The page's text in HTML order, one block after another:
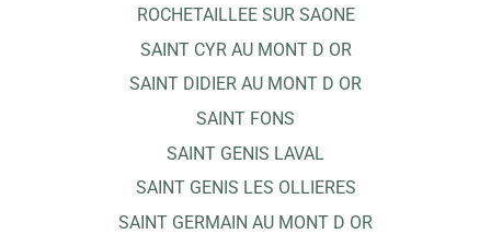
ROCHETAILLEE SUR SAONE
SAINT CYR AU MONT D OR
SAINT DIDIER AU MONT D OR
SAINT FONS
SAINT GENIS LAVAL
SAINT GENIS LES OLLIERES
SAINT GERMAIN AU MONT D OR